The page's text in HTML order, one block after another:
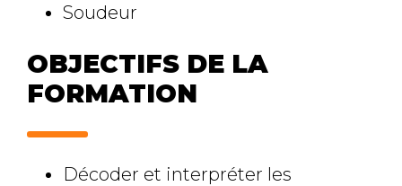
Soudeur
OBJECTIFS DE LA
FORMATION
Décoder et interpréter les